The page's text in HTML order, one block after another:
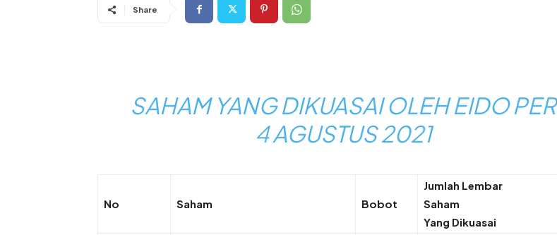
Share
SAHAM YANG DIKUASAI OLEH EIDO PER
4 AGUSTUS 2021
No Saham Bobot
Jumlah Lembar
Saham
Yang Dikuasai